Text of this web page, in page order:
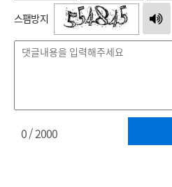
스팸방지
0/ 2000